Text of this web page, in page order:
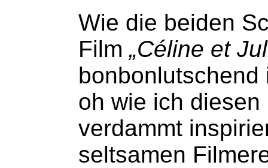
Wie die beiden
Film „Céline et
oh wie ich
verdammt
seltsamen